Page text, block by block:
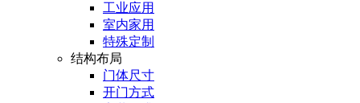
工业应用
室内家用
特殊定制
结构布局
门体尺寸
开门方式